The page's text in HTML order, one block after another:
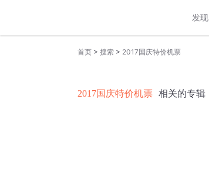
发现
首页 > 搜索 > 2017国庆特价机票
2017国庆特价机票 相关的专辑